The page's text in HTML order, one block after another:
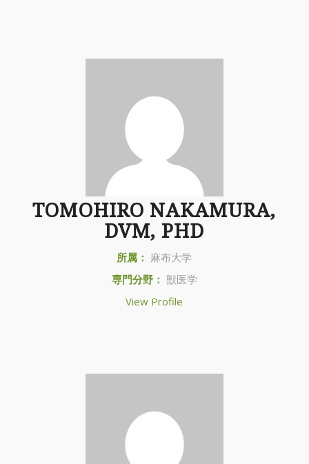
TOMOHIRO NAKAMURA,
DVM, PHD
所属： 麻布大学
専門分野： 獣医学
View Profile